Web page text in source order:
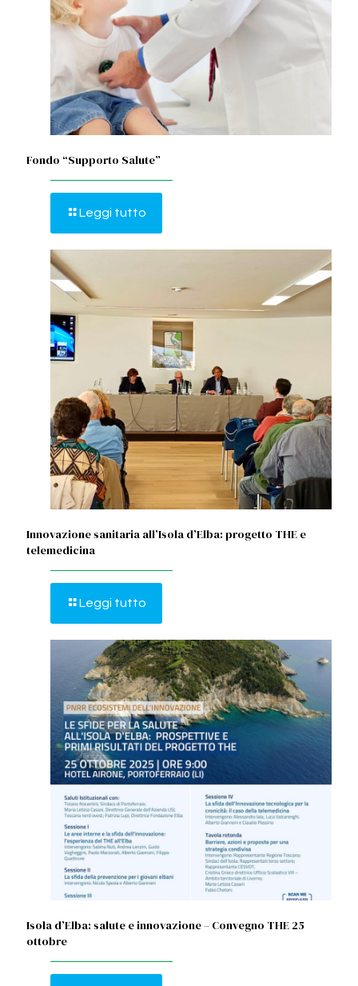
Fondo “Supporto Salute”
Leggi tutto
Innovazione sanitaria all’Isola d’Elba: progetto THE e
telemedicina
Leggi tutto
Isola d’Elba: salute e innovazione – Convegno THE 25
ottobre